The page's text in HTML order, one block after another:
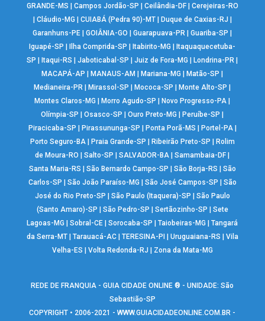
GRANDE-MS | Campos Jordão-SP | Ceilândia-DF| Cerejeiras-RO
| Cláudio-MG | CUIABÁ (Pedra 90)-MT| Duque de Caxias-RJ |
Garanhuns-PE |GOIÂNIA-GO |Guarapuava-PR |Guariba-SP |
Iguapé-SP |Ilha Comprida-SP |Itabirito-MG |Itaquaquecetuba-
SP |Itaqui-RS |Jaboticabal-SP |Juiz de Fora-MG |Londrina-PR |
MACAPÁ-AP |MANAUS-AM |Mariana-MG |Matão-SP |
Medianeira-PR |Mirassol-SP |Mococa-SP |Monte Alto-SP |
Montes Claros-MG |Morro Agudo-SP |Novo Progresso-PA |
Olímpia-SP |Osasco-SP |Ouro Preto-MG |Peruíbe-SP |
Piracicaba-SP | Pirassununga-SP | Ponta Porã-MS | Portel-PA|
Porto Seguro-BA| Praia Grande-SP | Ribeirão Preto-SP | Rolim
de Moura-RO |Salto-SP |SALVADOR-BA |Samambaia-DF |
Santa Maria-RS | São Bernardo Campo-SP | São Borja-RS | São
Carlos-SP | São João Paraíso-MG | São José Campos-SP | São
José do Rio Preto-SP | São Paulo (Itaquera)-SP | São Paulo
(Santo Amaro)-SP | São Pedro-SP | Sertãozinho-SP | Sete
Lagoas-MG |Sobral-CE |Sorocaba-SP |Taiobeiras-MG |Tangará
da Serra-MT| Tarauacá-AC| TERESINA-PI | Uruguaiana-RS | Vila
Velha-ES | Volta Redonda-RJ | Zona da Mata-MG
REDE DE FRANQUIA - GUIA CIDADE ONLINE ® - UNIDADE: São
Sebastião-SP
COPYRIGHT • 2006-2021 -WWW.GUIACIDADEONLINE.COM.BR -